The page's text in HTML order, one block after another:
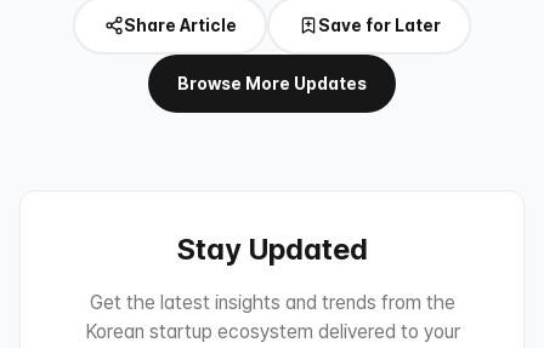
Share Article Save for Later
Browse More Updates
Stay Updated
Get the latest insights and trends from the
Korean startup ecosystem delivered to your